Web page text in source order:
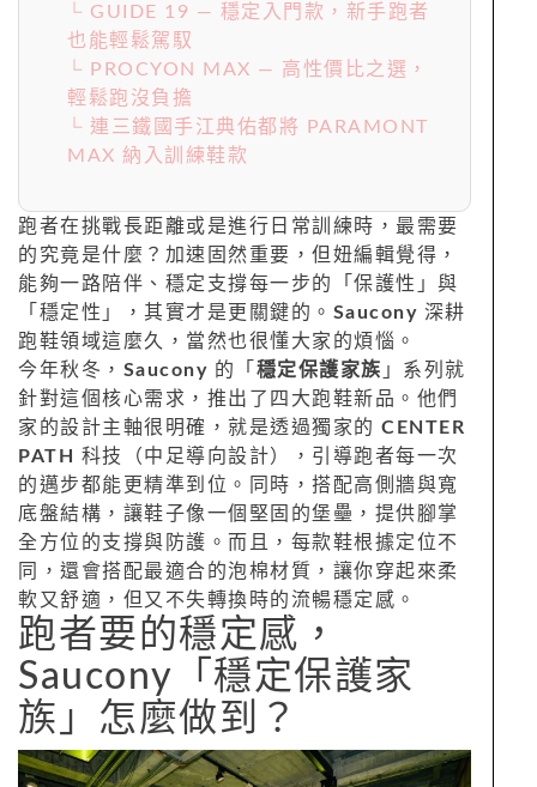
└ GUIDE 19 — 穩定入門款，新手跑者
也能輕鬆駕馭
└ PROCYON MAX — 高性價比之選，
輕鬆跑沒負擔
└ 連三鐵國手江典佑都將 PARAMONT
MAX 納入訓練鞋款
跑者在挑戰長距離或是進行日常訓練時，最需要
的究竟是什麼？加速固然重要，但妞編輯覺得，
能夠一路陪伴、穩定支撐每一步的「保護性」與
「穩定性」，其實才是更關鍵的。 Saucony 深耕
跑鞋領域這麼久，當然也很懂大家的煩惱。
今年秋冬， Saucony 的「 穩定保護家族 」系列就
針對這個核心需求，推出了四大跑鞋新品。他們
家的設計主軸很明確，就是透過獨家的 CENTER
PATH
科技（中足導向設計），引導跑者每一次
的邁步都能更精準到位。同時，搭配高側牆與寬
底盤結構，讓鞋子像一個堅固的堡壘，提供腳掌
全方位的支撐與防護。而且，每款鞋根據定位不
同，還會搭配最適合的泡棉材質，讓你穿起來柔
軟又舒適，但又不失轉換時的流暢穩定感。
跑者要的穩定感，
Saucony「穩定保護家
族」怎麼做到？